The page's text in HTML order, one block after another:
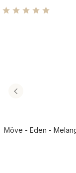
Durchschnittliche
Möve - Eden -